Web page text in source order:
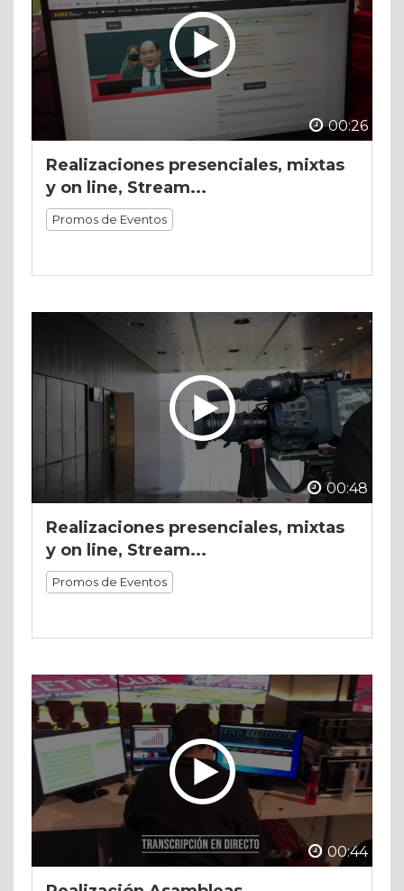
00:26
Realizaciones presenciales, mixtas
y on line, Stream...
Promos de Eventos
00:48
Realizaciones presenciales, mixtas
y on line, Stream...
Promos de Eventos
00:44